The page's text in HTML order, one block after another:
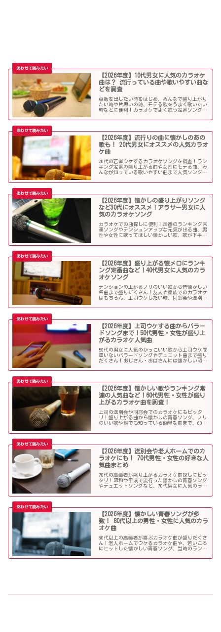
【2026年度】10代男女に人気のカラオケ
曲は？ 流行っている曲や歌いやすい曲な
どを調査
点数を出したい時をはじめ、みんなで盛り上がり
たい時や片思いの時、モテる歌をうまく歌いたい
時などに便利！カラオケでよく歌う定番ソングか
っ盛りの10代男子・女子にオススメの人気カラオ
【2026年度】流行りの曲に懐かしのあの
歌も！ 20代男女にオススメの人気カラオ
ケ曲
20代の若者ウケするカラオケソングを調査！ラン
キング定番の盛り上がる曲や女性にモテる曲、み
んなが知っている歌いやすい曲まで人気ソングが
別会、上司ウケしたい時などにオススメです！
【2026年度】懐かしの盛り上がりソング
など30代にオススメ！アラサー男女に人
気のカラオケソング
カラオケでの曲探しに便利！定番のランキング常
連ソングやテンションアップな元気が出る曲、男
性や女性に歌ってほしい懐かしい歌、歌が下手で
カラオケ曲をご紹介します！
【2026年度】盛り上がる懐メロにランキ
ング定番曲など！40代男女に人気のカラ
オケソング
テンションの上がるノリのいい歌から昔懐かしい
名曲まで盛りだくさん！友人や家族でのカラオケ
はもちろん、上司ウケしたい時、同窓会や送別会
ッとくるようなカラオケソングを探している方も
【2026年度】上司ウケする曲からバラー
ドソングまで！50代男性・女性が盛り上
がるカラオケ人気曲
50代の男女に人気のかっこいい歌から上司ウケ間
違いないバラードソングやデュエット曲まで盛り
だくさん！おじさん・おばさんには懐かしい昭和
懐メロも多数。みんなが知っている曲は音痴でも
はず！
【2026年度】懐かしい歌やランキング常
連の人気曲など！60代男性・女性が盛り
上がるカラオケ曲を調査！
上司の送別会や同窓会でのカラオケにもピッタ
リ！盛り上がる曲から懐かしの青春ソング、ノリ
のいい歌や誰でも知っている簡単な曲まで、60代
でご紹介します！
【2026年度】送別会や老人ホームでのカ
ラオケにも！ 70代男性・女性の好きな人
気曲まとめ
70代の高齢者が盛り上がるカラオケ曲探しにピッ
タリ！昭和や平成で流行った懐かしの青春ソング
やデュエットソングなど、70代男女に人気のラン
ウケる曲、老人に喜ばれる曲が詰まったラインナ
【2026年度】懐かしい青春ソングが多
数！ 80代以上の男性・女性に人気のカラ
オケ曲
80代以上の高齢者が喜ぶカラオケ曲が盛りだくさ
ん！老人ホームでウケるカラオケ曲や、若いころ
にヒットした懐かしい青春ソング、当時のランキ
た！